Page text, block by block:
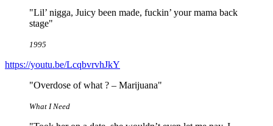
"Lil’ nigga, Juicy been made, fuckin’ your mama back
stage"
1995
https://youtu.be/LcqbvrvhJkY
"Overdose of what ? – Marijuana"
What I Need